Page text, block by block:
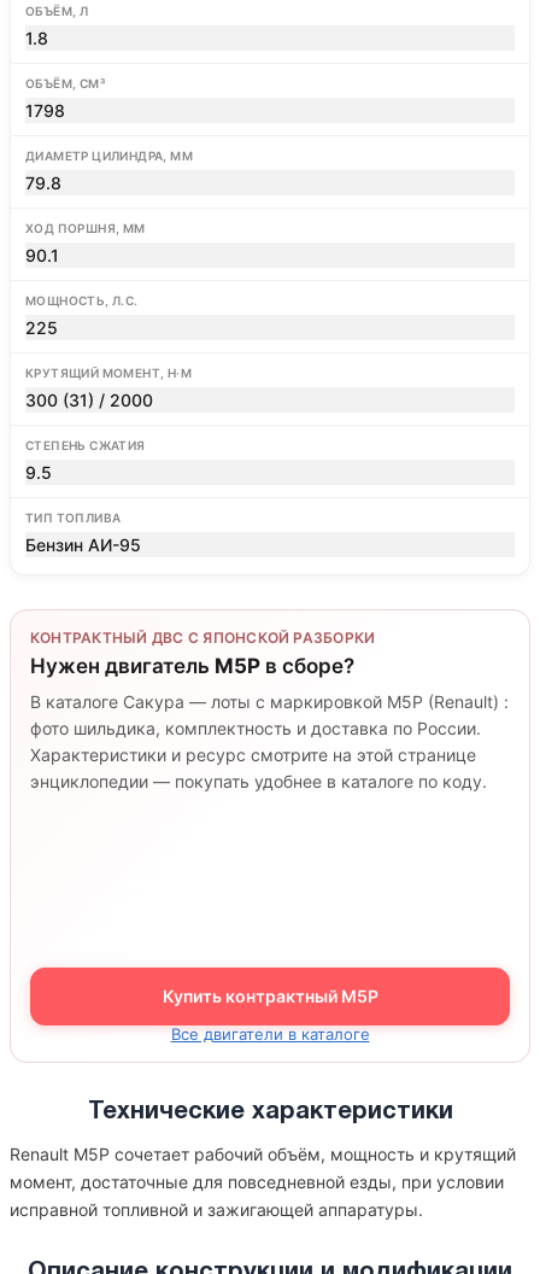
ОБЪЁМ, Л
1.8
ОБЪЁМ, СМ³
1798
ДИАМЕТР ЦИЛИНДРА, ММ
79.8
ХОД ПОРШНЯ, ММ
90.1
МОЩНОСТЬ, Л.С.
225
КРУТЯЩИЙ МОМЕНТ, Н·М
300 (31) / 2000
СТЕПЕНЬ СЖАТИЯ
9.5
ТИП ТОПЛИВА
Бензин АИ-95
КОНТРАКТНЫЙ ДВС С ЯПОНСКОЙ РАЗБОРКИ
Нужен двигатель M5P в сборе?
В каталоге Сакура — лоты с маркировкой M5P (Renault) :
фото шильдика, комплектность и доставка по России.
Характеристики и ресурс смотрите на этой странице
энциклопедии — покупать удобнее в каталоге по коду.
Купить контрактный M5P
Все двигатели в каталоге
Технические характеристики
Renault M5P сочетает рабочий объём, мощность и крутящий
момент, достаточные для повседневной езды, при условии
исправной топливной и зажигающей аппаратуры.